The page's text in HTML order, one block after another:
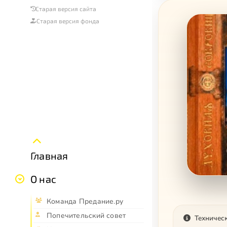
Старая версия сайта
Старая версия фонда
Главная
О нас
Команда Предание.ру
Попечительский совет